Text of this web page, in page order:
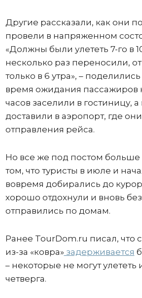
Другие рассказали, как они
провели в напряженном
«Должны были улететь 7-го в
несколько раз переносили,
только в 6 утра», –
время ожидания пассажиров
часов заселили в гостиницу,
доставили в аэропорт, где
отправления рейса.
Но все же под постом
том, что туристы в июле и
вовремя добирались до
хорошо отдохнули и вновь
отправились по домам.
Ранее TourDom.ru писал, что
из-за «ковра» задерживается
– некоторые не могут
четверга.